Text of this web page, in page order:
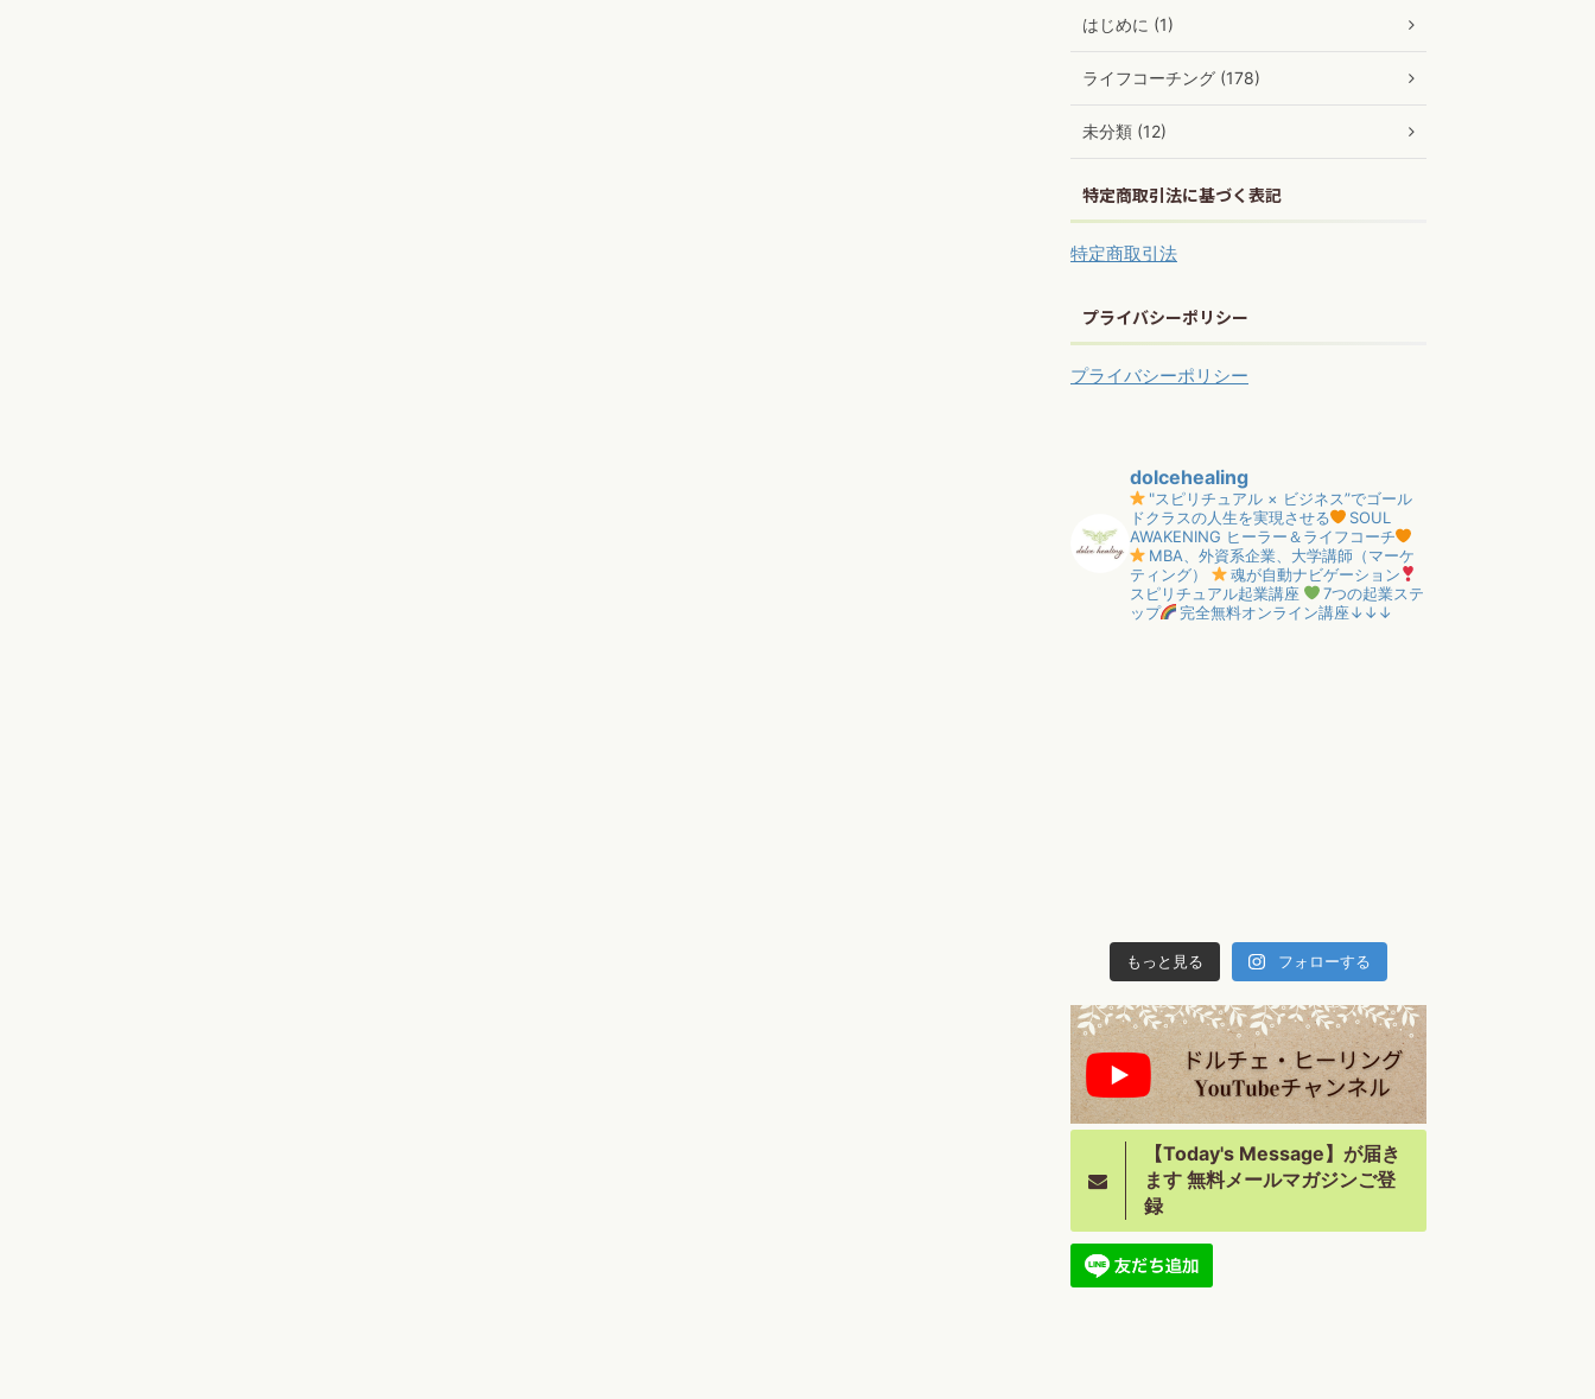
はじめに (1)
ライフコーチング (178)
未分類 (12)
特定商取引法に基づく表記
特定商取引法
プライバシーポリシー
プライバシーポリシー
dolcehealing
"スピリチュアル × ビジネス”でゴール
ドクラスの人生を実現させる
SOUL
AWAKENING ヒーラー＆ライフコーチ
MBA、外資系企業、大学講師（マーケ
ティング）
魂が自動ナビゲーション
スピリチュアル起業講座
7つの起業ステ
ップ
完全無料オンライン講座↓↓↓
もっと見る フォローする
【Today's Message】が届き
ます 無料メールマガジンご登
録